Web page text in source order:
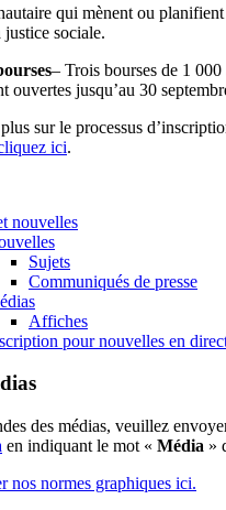
qui mènent ou
sociale.
– Trois bourses de 1
ouvertes jusqu’au 30
sur le processus
ici.
nouvelles
Sujets
Communiqués de presse
Affiches
pour nouvelles en
des médias, veuillez
en indiquant le mot « Média »
nos normes graphiques ici.